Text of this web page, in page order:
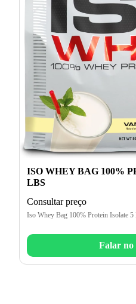
ISO WHEY BAG 100%
LBS
Consultar preço
Iso Whey Bag 100% Protein Isolate 5
Falar